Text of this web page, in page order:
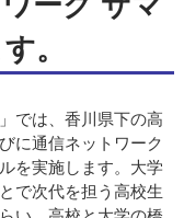
。
では、香川県下の高
に通信ネットワーク
を実施します。大学
で次代を担う高校生